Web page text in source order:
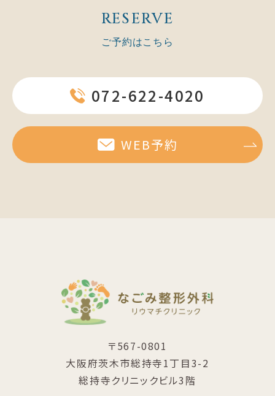
RESERVE
ご予約はこちら
072-622-4020
WEB予約
〒567-0801
大阪府茨木市総持寺1丁目3-2
総持寺クリニックビル3階